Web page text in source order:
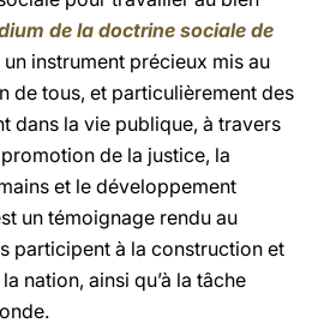
de la doctrine sociale de
instrument précieux mis au
de tous, et particulièrement des
dans la vie publique, à travers
de la justice, la
et le développement
un témoignage rendu au
participent à la construction et
nation, ainsi qu’à la tâche